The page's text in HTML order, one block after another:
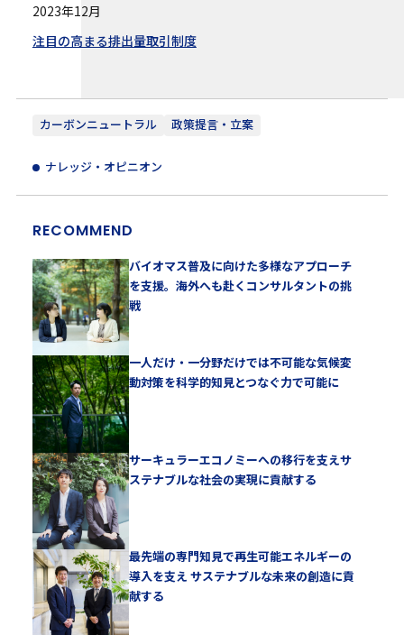
カーボンニュートラル 政策提言・立案
ナレッジ・オピニオン
RECOMMEND
バイオマス普及に向けた多様なアプローチ
を支援。海外へも赴くコンサルタントの挑
戦
一人だけ・一分野だけでは不可能な気候変
動対策を科学的知見とつなぐ力で可能に
サーキュラーエコノミーへの移行を支えサ
ステナブルな社会の実現に貢献する
最先端の専門知見で再生可能エネルギーの
導入を支え サステナブルな未来の創造に貢
献する
2023年12月
注目の高まる排出量取引制度